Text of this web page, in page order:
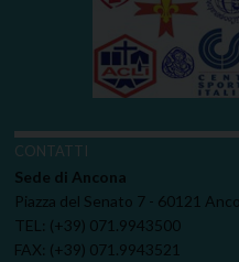
CONTATTI
Sede di Ancona
Piazza del Senato 7 - 60121
TEL: (+39) 071.9943500
FAX: (+39) 071.9943521